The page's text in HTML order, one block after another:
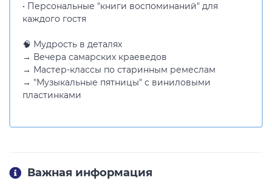
• Персональные "книги воспоминаний" для
каждого гостя
🧠 Мудрость в деталях
→ Вечера самарских краеведов
→ Мастер-классы по старинным ремеслам
→ "Музыкальные пятницы" с виниловыми
пластинками
Важная информация